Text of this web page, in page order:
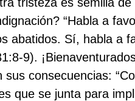
“Habla a
abatidos. Sí, habla a
9).
sus consecuencias:
que se junta para